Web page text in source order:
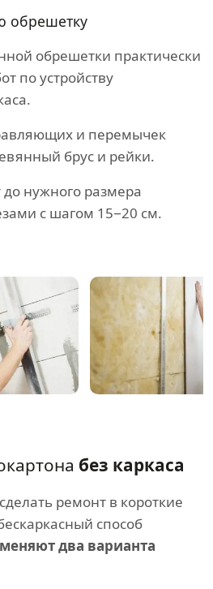
обрешетку
обрешетки практически
по устройству
и перемычек
брус и рейки.
нужного размера
с шагом 15−20 см.
без каркаса
ремонт в короткие
способ
два варианта